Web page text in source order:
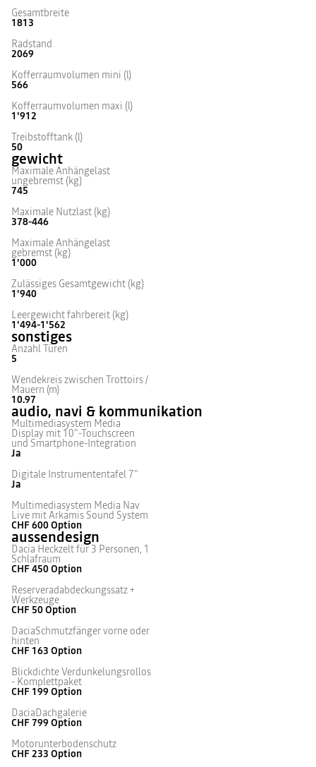
Gesamtbreite
1813
Radstand
2069
Kofferraumvolumen mini (l)
566
Kofferraumvolumen maxi (l)
1'912
Treibstofftank (l)
50
gewicht
Maximale Anhängelast
ungebremst (kg)
745
Maximale Nutzlast (kg)
378-446
Maximale Anhängelast
gebremst (kg)
1'000
Zulässiges Gesamtgewicht (kg)
1'940
Leergewicht fahrbereit (kg)
1'494-1'562
sonstiges
Anzahl Türen
5
Wendekreis zwischen Trottoirs /
Mauern (m)
10.97
audio, navi & kommunikation
Multimediasystem Media
Display mit 10"-Touchscreen
und Smartphone-Integration
Ja
Digitale Instrumententafel 7"
Ja
Multimediasystem Media Nav
Live mit Arkamis Sound System
CHF 600Option
aussendesign
Dacia Heckzelt für 3 Personen, 1
Schlafraum
CHF 450Option
Reserveradabdeckungssatz +
Werkzeuge
CHF 50Option
DaciaSchmutzfänger vorne oder
hinten
CHF 163 Option
Blickdichte Verdunkelungsrollos
- Komplettpaket
CHF 199Option
DaciaDachgalerie
CHF 799Option
Motorunterbodenschutz
CHF 233 Option